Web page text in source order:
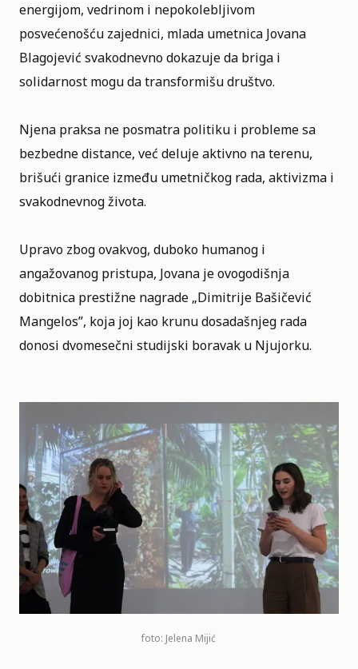
energijom, vedrinom i nepokolebljivom
posvećenošću zajednici, mlada umetnica Jovana
Blagojević svakodnevno dokazuje da briga i
solidarnost mogu da transformišu društvo.
Njena praksa ne posmatra politiku i probleme sa
bezbedne distance, već deluje aktivno na terenu,
brišući granice između umetničkog rada, aktivizma i
svakodnevnog života.
Upravo zbog ovakvog, duboko humanog i
angažovanog pristupa, Jovana je ovogodišnja
dobitnica prestižne nagrade „Dimitrije Bašičević
Mangelos”, koja joj kao krunu dosadašnjeg rada
donosi dvomesečni studijski boravak u Njujorku.
foto: Jelena Mijić